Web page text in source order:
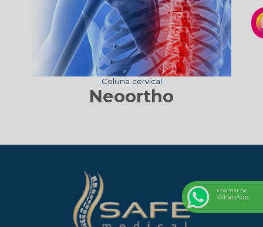
Coluna cervical
Neoortho
chamar no
WhatsApp